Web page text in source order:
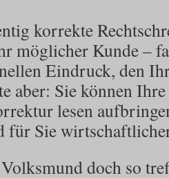
korrekte
möglicher Kunde –
Eindruck, den
aber: Sie können
lesen
für Sie
doch so